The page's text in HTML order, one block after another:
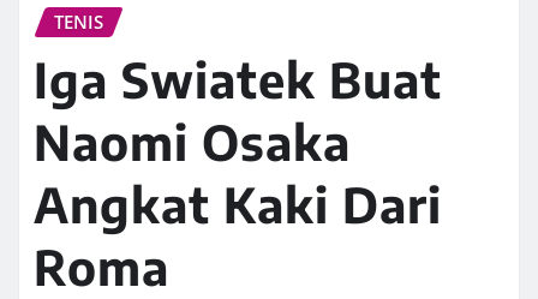
TENIS
Iga Swiatek Buat
Naomi Osaka
Angkat Kaki Dari
Roma